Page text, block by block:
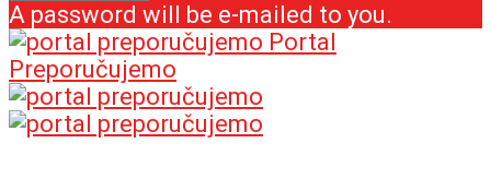
A password will be e-mailed to you.
Portal
Preporučujemo